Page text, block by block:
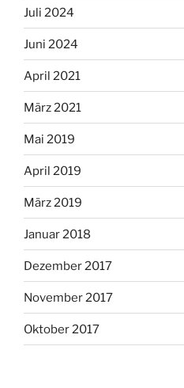
Juli 2024
Juni 2024
April 2021
März 2021
Mai 2019
April 2019
März 2019
Januar 2018
Dezember 2017
November 2017
Oktober 2017